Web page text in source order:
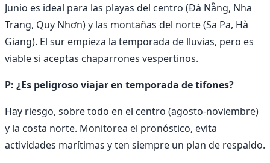
Junio es ideal para las playas del centro (Đà Nẵng, Nha
Trang, Quy Nhơn) y las montañas del norte (Sa Pa, Hà
Giang). El sur empieza la temporada de lluvias, pero es
viable si aceptas chaparrones vespertinos.
P: ¿Es peligroso viajar en temporada de tifones?
Hay riesgo, sobre todo en el centro (agosto-noviembre)
y la costa norte. Monitorea el pronóstico, evita
actividades marítimas y ten siempre un plan de respaldo.